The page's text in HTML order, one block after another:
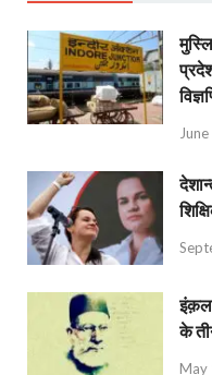
के
May